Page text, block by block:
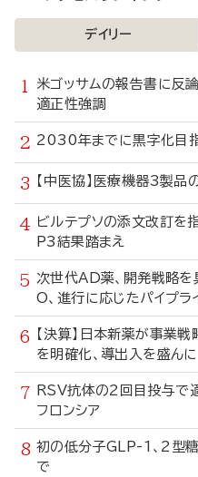
デイリー
米ゴッサムの報告書に反
適正性強調
2030年までに黒字化目
【中医協】医療機器3製
ビルテプソの添文改訂
P3結果踏まえ
次世代AD薬、開発戦略
O、進行に応じたパイプラ
【決算】日本新薬が事
を明確化、導出入を盛んに
RSV抗体の2回目投与
フロンシア
初の低分子GLP-1、2型
で